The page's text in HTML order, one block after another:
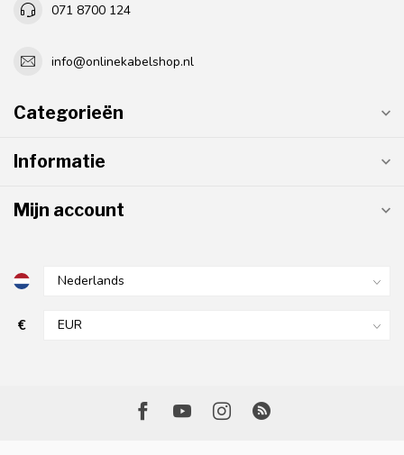
071 8700 124
info@onlinekabelshop.nl
Categorieën
Informatie
Mijn account
€